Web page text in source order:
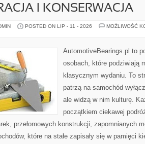
I KONSERWACJA
POSTED ON LIP - 11 - 2026
MOŻLIWOŚĆ
AutomotiveBearings.pl to
osobach, które podziwiają
klasycznym wydaniu. To
patrzą na samochód
ale widzą w nim kulturę.
początkiem ciekawej
przełomowych konstrukcji, zapomnianych
które na stałe zapisały się w pamięci